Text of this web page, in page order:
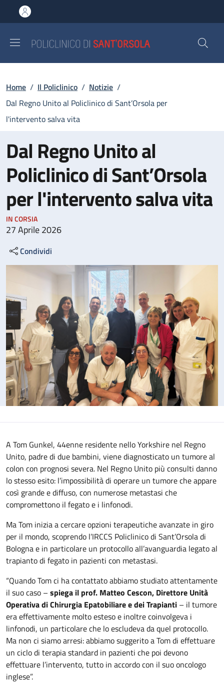
al contenuto principale
to footer content
Briciole di pane
Home / Il Policlinico / Notizie /
Dal Regno Unito al Policlinico di Sant’Orsola per
l'intervento salva vita
Dal Regno Unito al
Policlinico di Sant’Orsola
per l'intervento salva vita
IN CORSIA
27 Aprile 2026
Condividi
A Tom Gunkel, 44enne residente nello Yorkshire nel Regno
Unito, padre di due bambini, viene diagnosticato un tumore al
colon con prognosi severa. Nel Regno Unito più consulti danno
lo stesso esito: l’impossibilità di operare un tumore che appare
così grande e diffuso, con numerose metastasi che
compromettono il fegato e i linfonodi.
Ma Tom inizia a cercare opzioni terapeutiche avanzate in giro
per il mondo, scoprendo l’IRCCS Policlinico di Sant’Orsola di
Bologna e in particolare un protocollo all’avanguardia legato al
trapianto di fegato in pazienti con metastasi.
“Quando Tom ci ha contattato abbiamo studiato attentamente
il suo caso – spiega il prof. Matteo Cescon, Direttore Unità
Operativa di Chirurgia Epatobiliare e dei Trapianti – il tumore
era effettivamente molto esteso e inoltre coinvolgeva i
linfonodi, un particolare che lo escludeva da quel protocollo.
Ma non ci siamo arresi: abbiamo suggerito a Tom di effettuare
un ciclo di terapia standard in pazienti che poi devono
effettuare l’intervento, tutto in accordo con il suo oncologo
inglese”.